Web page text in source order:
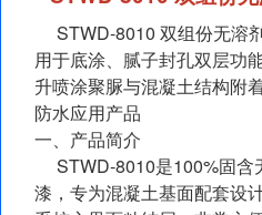
STWD‑8010 双组份无溶
用于底涂、腻子封孔双层功
升喷涂聚脲与混凝土结构附
防水应用产品
一、产品简介
STWD‑8010是100%固含
漆，专为混凝土基面配套设